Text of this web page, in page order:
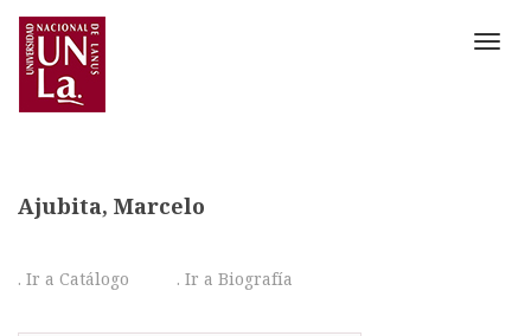
Ajubita, Marcelo
. Ir a Catálogo . Ir a Biografía